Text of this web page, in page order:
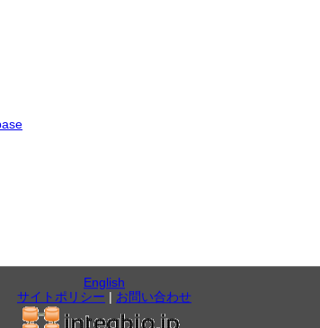
English
サイトポリシー | お問い合わせ